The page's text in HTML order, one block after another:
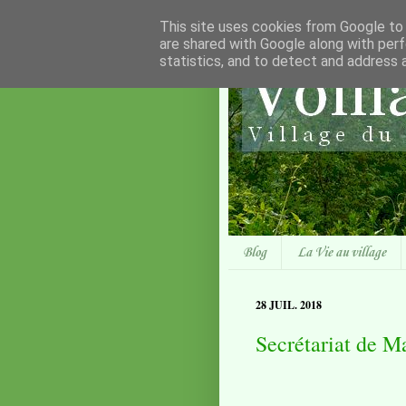
Blog La Vie au village
28 JUIL. 2018
Secrétariat de
This site uses cookies from Google
are shared with Google along with
statistics, and to detect and address